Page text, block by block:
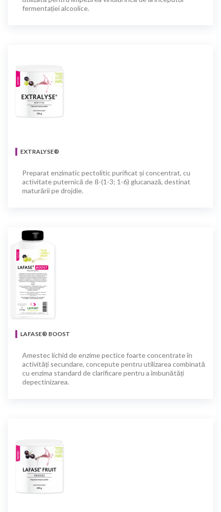
fermentației alcoolice.
EXTRALYSE®
Preparat enzimatic pectolitic purificat și concentrat, cu
activitate puternică de ß-(1-3; 1-6) glucanază, destinat
maturării pe drojdie.
LAFASE® BOOST
Amestec lichid de enzime pectice foarte concentrate în
activități secundare, concepute pentru utilizarea combinată
cu enzima standard de clarificare pentru a îmbunătăți
depectinizarea.